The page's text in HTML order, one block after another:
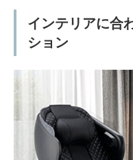
インテリアに合
ション